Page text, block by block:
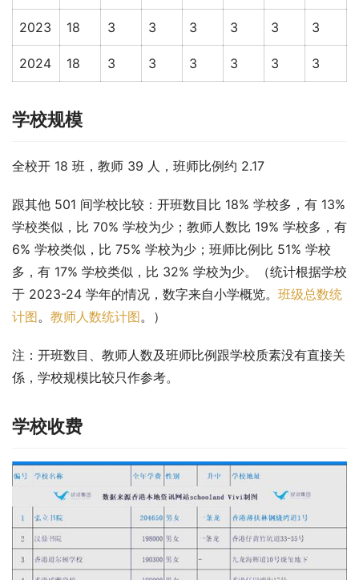
2023 18 3 3 3 3 3 3
2024 18 3 3 3 3 3 3
学校规模
全校开 18 班，教师 39 人，班师比例约 2.17
跟其他 501 间学校比较：开班数目比 18% 学校多，有 13%
学校类似，比 70% 学校为少；教师人数比 19% 学校多，有
6% 学校类似，比 75% 学校为少；班师比例比 51% 学校
多，有 17% 学校类似，比 32% 学校为少。（统计根据学校
于 2023-24 学年的情况，数字来自小学概览。 班级总数统
计图。 教师人数统计图。）
注：开班数目、教师人数及班师比例跟学校质素没有直接关
係，学校规模比较只作参考。
学校收费